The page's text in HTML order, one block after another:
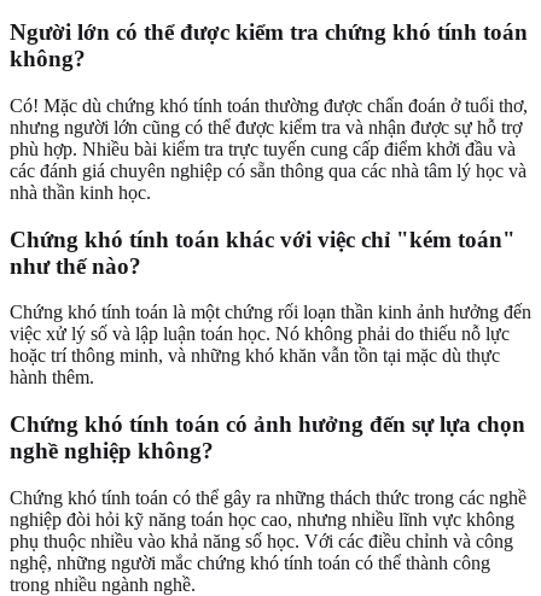
Người lớn có thể được kiểm tra chứng khó tính toán
không?
Có! Mặc dù chứng khó tính toán thường được chẩn đoán ở tuổi thơ,
nhưng người lớn cũng có thể được kiểm tra và nhận được sự hỗ trợ
phù hợp. Nhiều bài kiểm tra trực tuyến cung cấp điểm khởi đầu và
các đánh giá chuyên nghiệp có sẵn thông qua các nhà tâm lý học và
nhà thần kinh học.
Chứng khó tính toán khác với việc chỉ "kém toán"
như thế nào?
Chứng khó tính toán là một chứng rối loạn thần kinh ảnh hưởng đến
việc xử lý số và lập luận toán học. Nó không phải do thiếu nỗ lực
hoặc trí thông minh, và những khó khăn vẫn tồn tại mặc dù thực
hành thêm.
Chứng khó tính toán có ảnh hưởng đến sự lựa chọn
nghề nghiệp không?
Chứng khó tính toán có thể gây ra những thách thức trong các nghề
nghiệp đòi hỏi kỹ năng toán học cao, nhưng nhiều lĩnh vực không
phụ thuộc nhiều vào khả năng số học. Với các điều chỉnh và công
nghệ, những người mắc chứng khó tính toán có thể thành công
trong nhiều ngành nghề.